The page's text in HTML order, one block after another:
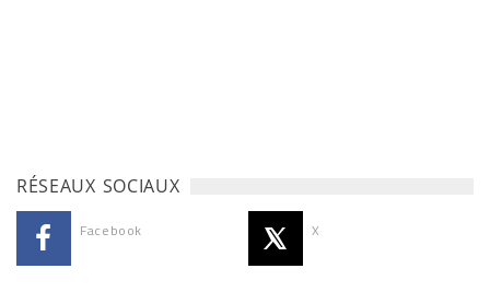
RÉSEAUX SOCIAUX
Facebook X